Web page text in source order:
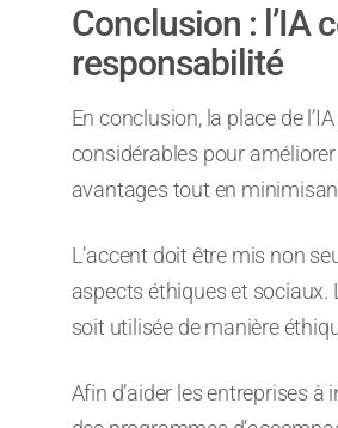
Conclusion : l’IA
responsabilité
En conclusion, la place de
considérables pour
avantages tout en
L’accent doit être mis non
aspects éthiques et sociaux.
soit utilisée de manière
Afin d’aider les entreprises